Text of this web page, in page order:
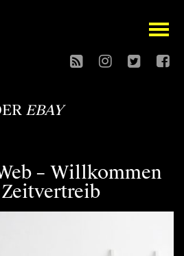
open
EBAY
– Willkommen